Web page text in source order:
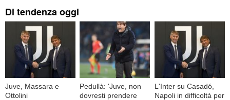
Di tendenza oggi
Juve, Massara e
Ottolini
Pedullà: 'Juve, non
dovresti prendere
L'Inter su Casadó,
Napoli in difficoltà per